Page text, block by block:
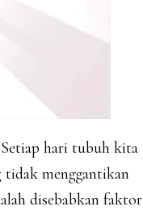
hari tubuh kita
tidak menggantikan
disebabkan faktor